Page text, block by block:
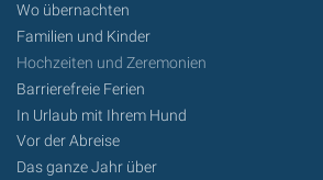
Wo übernachten
Familien und Kinder
Hochzeiten und Zeremonien
Barrierefreie Ferien
In Urlaub mit Ihrem Hund
Vor der Abreise
Das ganze Jahr über